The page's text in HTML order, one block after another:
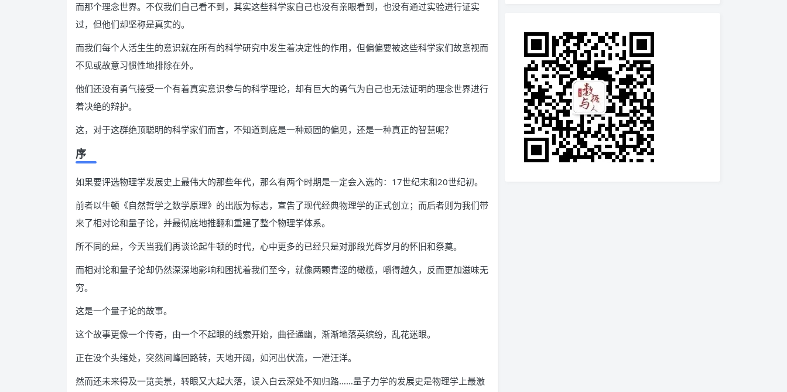
而那个理念世界。不仅我们自己看不到，其实这些科学家自己也没有亲眼看到，也没有通过实验进行证实
过，但他们却坚称是真实的。
而我们每个人活生生的意识就在所有的科学研究中发生着决定性的作用，但偏偏要被这些科学家们故意视而
不见或故意习惯性地排除在外。
他们还没有勇气接受一个有着真实意识参与的科学理论，却有巨大的勇气为自己也无法证明的理念世界进行
着决绝的辩护。
这，对于这群绝顶聪明的科学家们而言，不知道到底是一种顽固的偏见，还是一种真正的智慧呢？
序
如果要评选物理学发展史上最伟大的那些年代，那么有两个时期是一定会入选的：17世纪末和20世纪初。
前者以牛顿《自然哲学之数学原理》的出版为标志，宣告了现代经典物理学的正式创立；而后者则为我们带
来了相对论和量子论，并最彻底地推翻和重建了整个物理学体系。
所不同的是，今天当我们再谈论起牛顿的时代，心中更多的已经只是对那段光辉岁月的怀旧和祭奠。
而相对论和量子论却仍然深深地影响和困扰着我们至今，就像两颗青涩的橄榄，嚼得越久，反而更加滋味无
穷。
这是一个量子论的故事。
这个故事更像一个传奇，由一个不起眼的线索开始，曲径通幽，渐渐地落英缤纷，乱花迷眼。
正在没个头绪处，突然间峰回路转，天地开阔，如河出伏流，一泄汪洋。
然而还未来得及一览美景，转眼又大起大落，误入白云深处不知归路……量子力学的发展史是物理学上最激